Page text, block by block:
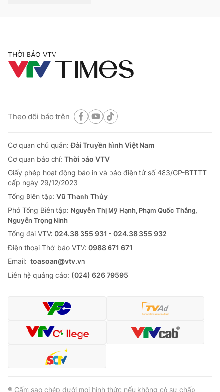
THỜI BÁO VTV
Theo dõi báo trên
Cơ quan chủ quản:Đài Truyền hình Việt Nam
Cơ quan báo chí: Thời báo VTV
Giấy phép hoạt động báo in và báo điện tử số 483/GP-BTTTT
cấp ngày 29/12/2023
Tổng Biên tập: Vũ Thanh Thủy
Phó Tổng Biên tập: Nguyễn Thị Mỹ Hạnh, Phạm Quốc Thắng,
Nguyễn Trọng Ninh
Tổng đài VTV: 024.38 355 931 - 024.38 355 932
Ðiện thoại Thời báo VTV: 0988 671 671
Email: toasoan@vtv.vn
Liên hệ quảng cáo: (024) 626 79595
® Cấm sao chép dưới mọi hình thức nếu không có sự chấp